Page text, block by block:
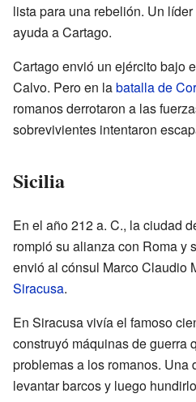
lista para una rebelión. Un
ayuda a Cartago.
Cartago envió un ejército bajo
Calvo. Pero en labatalla de
romanos derrotaron a las
sobrevivientes intentaron
Sicilia
En el año212 a. C., la ciudad
rompió su alianza con Roma y
envió al cónsul Marco Claudio
Siracusa.
En Siracusa vivía el famoso
construyó máquinas de guerra
problemas a los romanos. Una
levantar barcos y luego